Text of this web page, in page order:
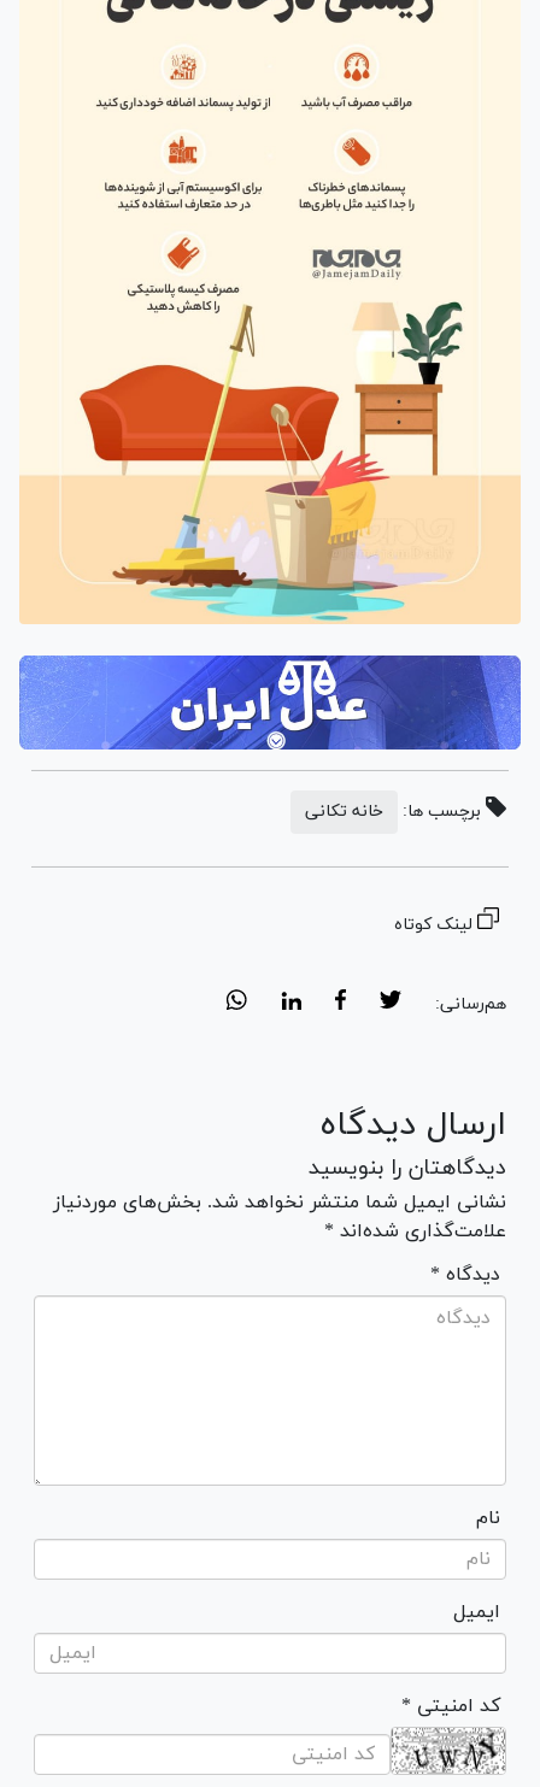
برچسب ها: خانه تکانی
لینک کوتاه
هم‌رسانی:
ارسال دیدگاه
دیدگاهتان را بنویسید
نشانی ایمیل شما منتشر نخواهد شد. بخش‌های موردنیاز
علامت‌گذاری شده‌اند *
* دیدگاه
نام
ایمیل
* کد امنیتی